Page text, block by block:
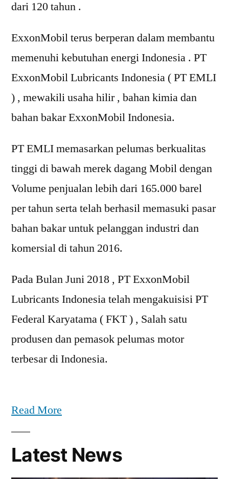
dari 120 tahun .
ExxonMobil terus berperan dalam membantu
memenuhi kebutuhan energi Indonesia . PT
ExxonMobil Lubricants Indonesia ( PT EMLI
) , mewakili usaha hilir , bahan kimia dan
bahan bakar ExxonMobil Indonesia.
PT EMLI memasarkan pelumas berkualitas
tinggi di bawah merek dagang Mobil dengan
Volume penjualan lebih dari 165.000 barel
per tahun serta telah berhasil memasuki pasar
bahan bakar untuk pelanggan industri dan
komersial di tahun 2016.
Pada Bulan Juni 2018 , PT ExxonMobil
Lubricants Indonesia telah mengakuisisi PT
Federal Karyatama ( FKT ) , Salah satu
produsen dan pemasok pelumas motor
terbesar di Indonesia.
Read More
Latest News